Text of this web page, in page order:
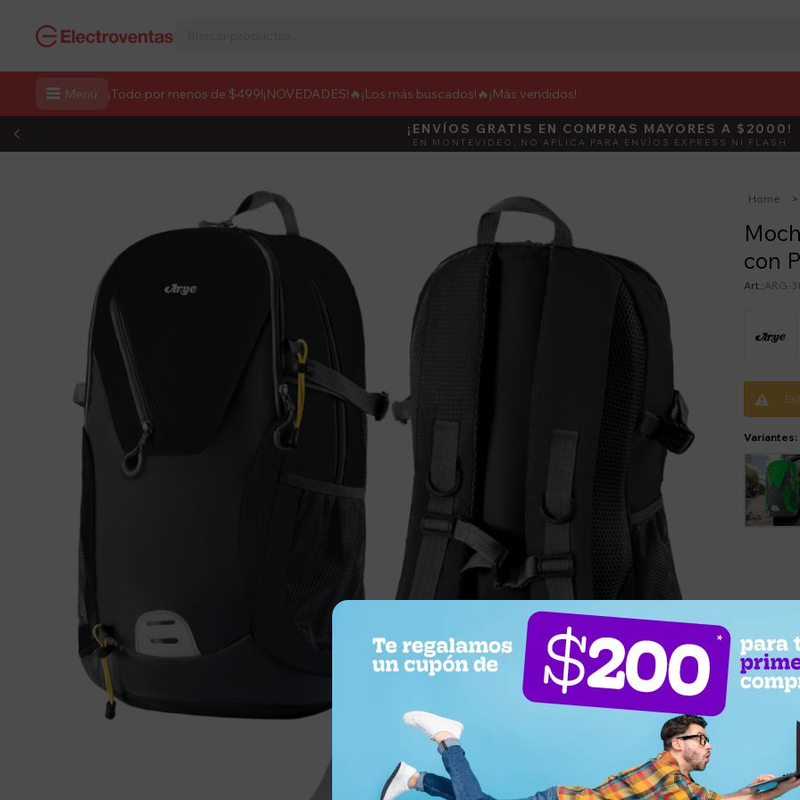
 Menú ¡Todo por menos de $499!¡NOVEDADES! 🔥¡Los más buscados!🔥 ¡Más vendidos!
DEBUT ACTIVÁ
¡ENVÍOS GRATIS EN COMPRAS MAYORES A $2000!
EN MONTEVIDEO, NO APLICA PARA ENVÍOS EXPRESS NI FLASH
Home
con
ARG-
Variantes: